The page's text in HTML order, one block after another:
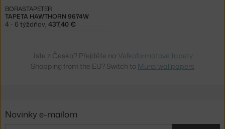
TAPETA HAWTHORN 9674W
BORASTAPETER
4 - 6 týždňov, 437,40 €
Jste z Česka? Přejděte na Velkoformátové tapety
Shopping from the EU? Switch to Mural wallpapers
Novinky e-mailom